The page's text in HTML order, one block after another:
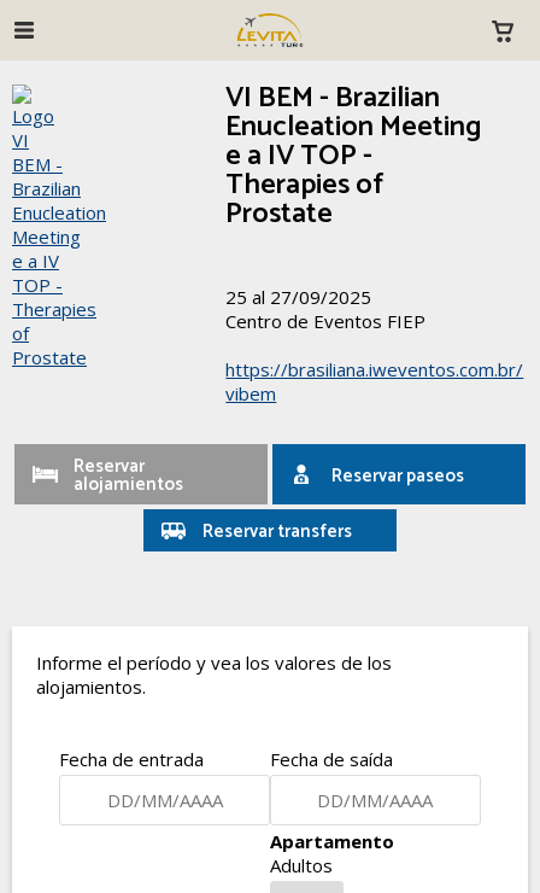
VI BEM - Brazilian
Enucleation Meeting
e a IV TOP -
Therapies of
Prostate
25 al 27/09/2025
Centro de Eventos FIEP
https://brasiliana.iweventos.com.br/
vibem
Reservar
alojamientos
Reservar paseos
Reservar transfers
Informe el período y vea los valores de los
alojamientos.
Fecha de entrada Fecha de saída
Apartamento
Adultos